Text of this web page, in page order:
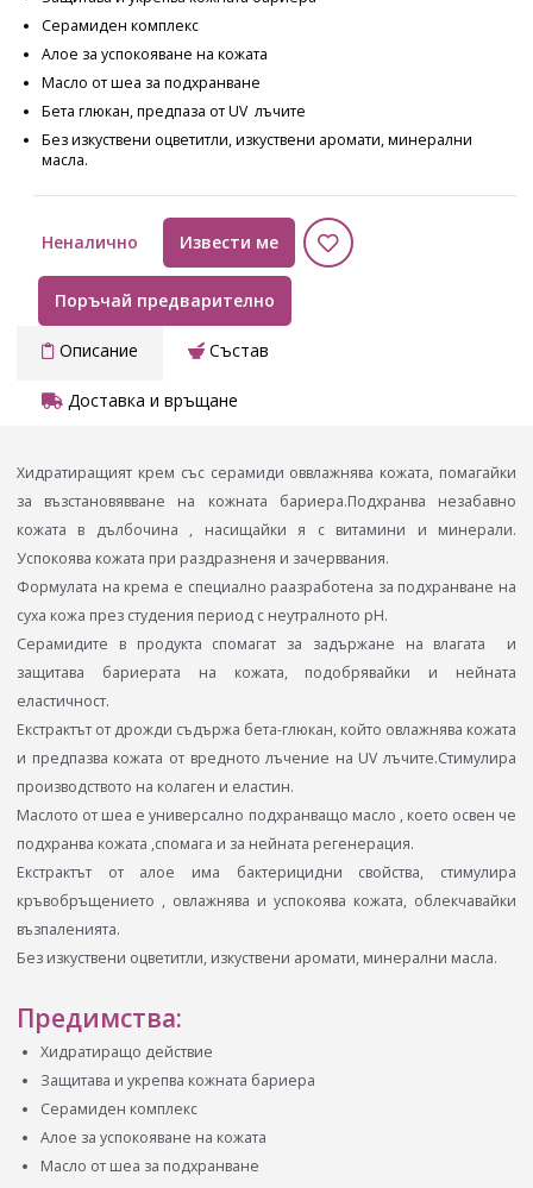
Серамиден комплекс
Алое за успокояване на кожата
Масло от шеа за подхранване
Бета глюкан, предпаза от UV лъчите
Без изкуствени оцветитли, изкуствени аромати, минерални
масла.
Неналично Извести ме
Поръчай предварително
Описание Състав
Доставка и връщане
Хидратиращият крем със серамиди оввлажнява кожата, помагайки
за възстановявване на кожната бариера.Подхранва незабавно
кожата в дълбочина , насищайки я с витамини и минерали.
Успокоява кожата при раздразненя и зачерввания.
Формулата на крема е специално раазработена за подхранване на
суха кожа през студения период с неутралното pH.
Серамидите в продукта спомагат за задържане на влагата и
защитава бариерата на кожата, подобрявайки и нейната
еластичност.
Екстрактът от дрожди съдържа бета-глюкан, който овлажнява кожата
и предпазва кожата от вредното лъчение на UV лъчите.Стимулира
производството на колаген и еластин.
Маслото от шеа е универсално подхранващо масло , което освен че
подхранва кожата ,спомага и за нейната регенерация.
Екстрактът от алое има бактерицидни свойства, стимулира
кръвобръщението , овлажнява и успокоява кожата, облекчавайки
възпаленията.
Без изкуствени оцветитли, изкуствени аромати, минерални масла.
Предимства:
Хидратиращо действие
Защитава и укрепва кожната бариера
Серамиден комплекс
Алое за успокояване на кожата
Масло от шеа за подхранване